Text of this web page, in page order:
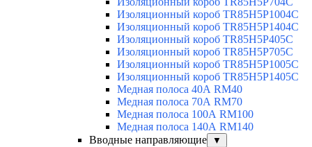
Изоляционный короб TR85H5P1004C
Изоляционный короб TR85H5P1404C
Изоляционный короб TR85H5P405C
Изоляционный короб TR85H5P705C
Изоляционный короб TR85H5P1005C
Изоляционный короб TR85H5P1405C
Медная полоса 40А RM40
Медная полоса 70А RM70
Медная полоса 100А RM100
Медная полоса 140А RM140
Вводные направляющие
▼